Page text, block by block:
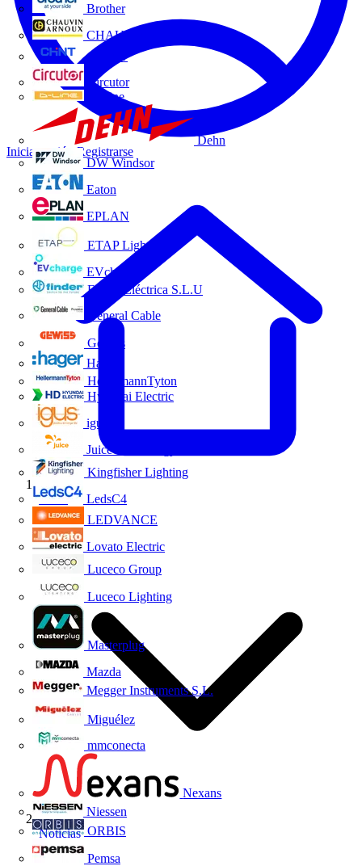
Brother
CHAUVIN ARNOUX
CHINT
Circutor
D-Line
Dehn
DW Windsor
Eaton
EPLAN
ETAP Lighting
EVcharge
Finder Eléctrica S.L.U
General Cable
Gewiss
Hager
HellermannTyton
Hyundai Electric
igus
Juice Technology
Kingfisher Lighting
LedsC4
LEDVANCE
Lovato Electric
Luceco Group
Luceco Lighting
Masterplug
Mazda
Megger Instruments S.L.
Miguélez
mmconecta
Nexans
Niessen
ORBIS
Pemsa
Iniciar sesión Registrarse
Inicio
Noticias